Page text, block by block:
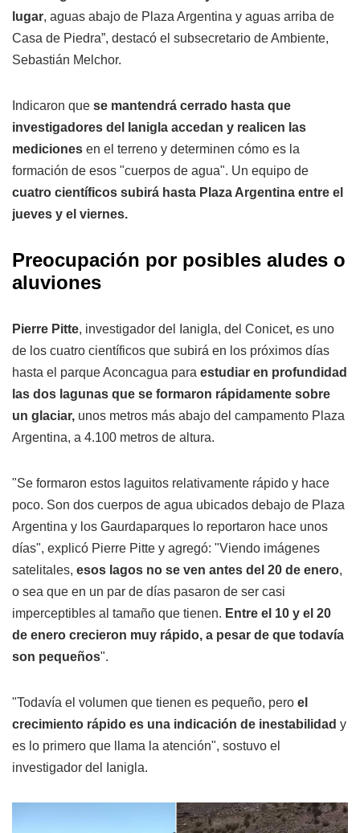
lugar, aguas abajo de Plaza Argentina y aguas arriba de
Casa de Piedra”, destacó el subsecretario de Ambiente,
Sebastián Melchor.
Indicaron que se mantendrá cerrado hasta que
investigadores del Ianigla accedan y realicen las
mediciones en el terreno y determinen cómo es la
formación de esos "cuerpos de agua". Un equipo de
cuatro científicos subirá hasta Plaza Argentina entre el
jueves y el viernes.
Preocupación por posibles aludes o
aluviones
Pierre Pitte, investigador del Ianigla, del Conicet, es uno
de los cuatro científicos que subirá en los próximos días
hasta el parque Aconcagua para estudiar en profundidad
las dos lagunas que se formaron rápidamente sobre
un glaciar, unos metros más abajo del campamento Plaza
Argentina, a 4.100 metros de altura.
"Se formaron estos laguitos relativamente rápido y hace
poco. Son dos cuerpos de agua ubicados debajo de Plaza
Argentina y los Gaurdaparques lo reportaron hace unos
días", explicó Pierre Pitte y agregó: "Viendo imágenes
satelitales, esos lagos no se ven antes del 20 de enero,
o sea que en un par de días pasaron de ser casi
imperceptibles al tamaño que tienen. Entre el 10 y el 20
de enero crecieron muy rápido, a pesar de que todavía
son pequeños".
"Todavía el volumen que tienen es pequeño, pero el
crecimiento rápido es una indicación de inestabilidad y
es lo primero que llama la atención", sostuvo el
investigador del Ianigla.